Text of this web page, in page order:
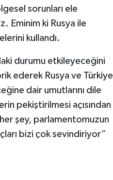
sorunları ele
Eminim ki Rusya ile
kullandı.
durumu etkileyeceğini
ederek Rusya ve Türkiye
dair umutlarını dile
pekiştirilmesi açısından
şey, parlamentomuzun
bizi çok sevindiriyor”